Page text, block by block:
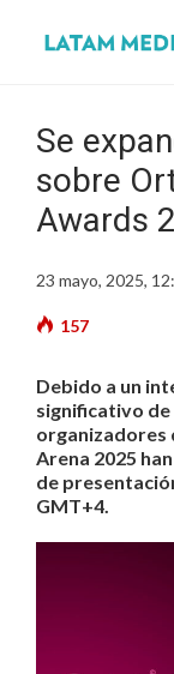
Se
sobre
Awards
23 mayo, 2025,
157
Debido a un
significativo
organizadores
Arena 2025
de
GMT+4.